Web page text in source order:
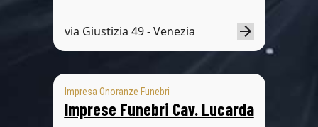
via Giustizia 49 - Venezia
Impresa Onoranze Funebri
Imprese Funebri Cav. Lucarda